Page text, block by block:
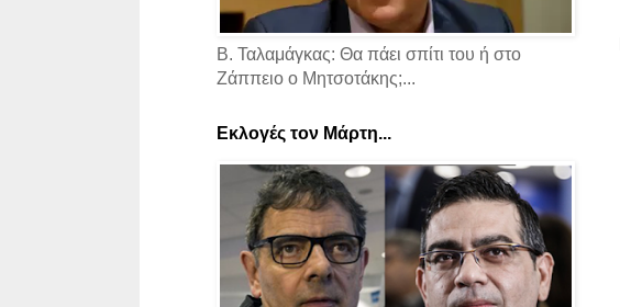
Β. Ταλαμάγκας: Θα πάει σπίτι του ή στο
Ζάππειο ο Μητσοτάκης;...
Εκλογές τον Μάρτη...